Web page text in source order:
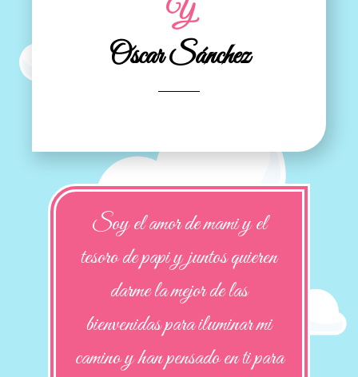
Y
Oscar Sánchez
Soy el amor de mami y el
tesoro de papi y juntos quieren
darme la mejor de las
bienvenidas para iluminar mi
camino y han pensado en ti para